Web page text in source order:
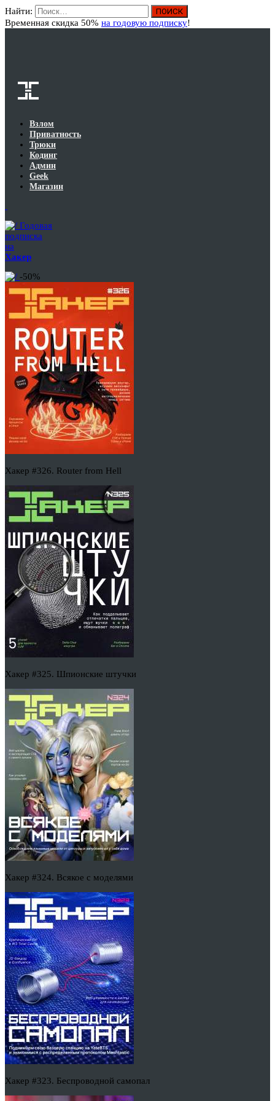
Найти:
Временная скидка 50% на годовую подписку!
Взлом
Приватность
Трюки
Кодинг
Админ
Geek
Магазин
Годовая
подписка
на
Хакер
-50%
Хакер #326. Router from Hell
Хакер #325. Шпионские штучки
Хакер #324. Всякое с моделями
Хакер #323. Беспроводной самопал